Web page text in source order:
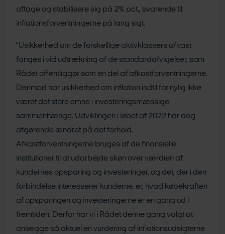
aftage og stabilisere sig på 2% pct., svarende til
inflationsforventningerne på lang sigt.
”Usikkerhed om de forskellige aktivklassers afkast
fanges i vid udtrækning af de standardafvigelser, som
Rådet offentliggør som en del af afkastforventningerne.
Derimod har usikkerhed om inflation indtil for nylig ikke
været det store emne i investeringsmæssige
sammenhænge. Udviklingen i løbet af 2022 har dog
afgørende ændret på det forhold.
Afkastforventningerne bruges af de finansielle
institutioner til at udarbejde skøn over værdien af
kundernes opsparing og investeringer, og det, der i den
forbindelse interesserer kunderne, er, hvad købekraften
af opsparingen og investeringerne er en gang ud i
fremtiden. Derfor har vi i Rådet denne gang valgt at
anlægge så aktuel en vurdering af inflationsudsigterne